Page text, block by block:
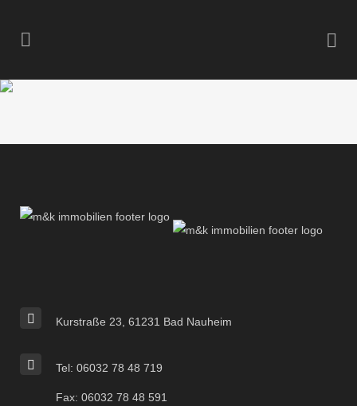
Kurstraße 23, 61231 Bad Nauheim
Tel: 06032 78 48 719
Fax: 06032 78 48 591